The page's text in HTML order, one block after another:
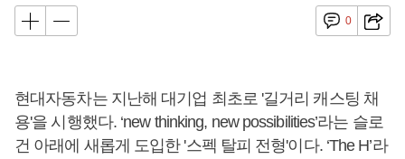
0
현대자동차는 지난해 대기업 최초로 '길거리 캐스팅 채
용'을 시행했다. ‘new thinking, new possibilities’라는 슬로
건 아래에 새롭게 도입한 '스펙 탈피 전형'이다. ‘The H’라